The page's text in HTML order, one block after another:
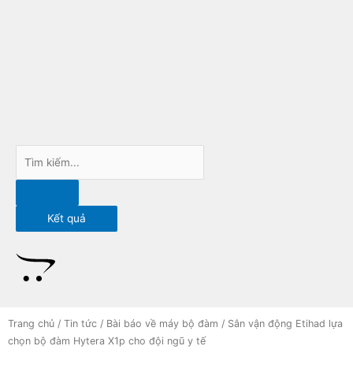
Kết quả
Trang chủ / Tin tức / Bài báo về máy bộ đàm / Sân vận động Etihad lựa
chọn bộ đàm Hytera X1p cho đội ngũ y tế